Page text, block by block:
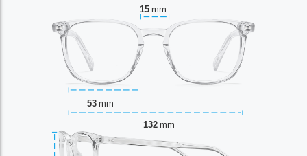
15 mm
53 mm
132 mm